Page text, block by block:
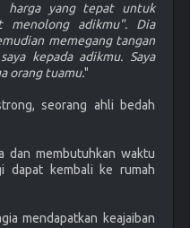
harga yang tepat untuk
menolong adikmu". Dia
memegang tangan
kepada adikmu. Saya
orang tuamu."
seorang ahli bedah
dan membutuhkan waktu
dapat kembali ke rumah
mendapatkan keajaiban